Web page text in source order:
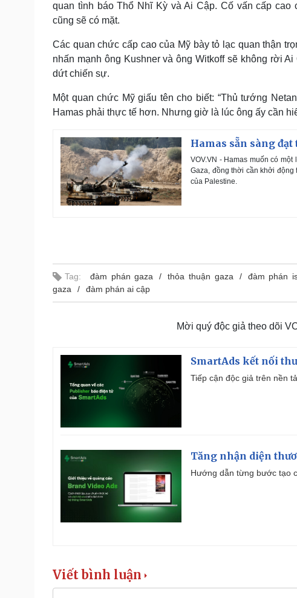
quan tình báo Thổ Nhĩ Kỳ và Ai Cập. Cố vấn cấp cao
cũng sẽ có mặt.
Các quan chức cấp cao của Mỹ bày tỏ lạc quan thận
nhấn mạnh ông Kushner và ông Witkoff sẽ không rời
dứt chiến sự.
Một quan chức Mỹ giấu tên cho biết: “Thủ tướng
Hamas phải thực tế hơn. Nhưng giờ là lúc ông ấy cần
Hamas sẵn sàng
VOV.VN - Hamas muốn có
Gaza, đồng thời cần khởi động
của Palestine.
Tag: đàm phán gaza thỏa thuận gaza đàm phán
gaza
đàm phán ai cập
Mời quý độc giả theo dõi
SmartAds kết nối
Tiếp cận độc giả trên nền
Tăng nhận diện
Hướng dẫn từng bước tạo
Viết bình luận